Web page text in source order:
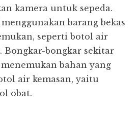
kamera untuk sepeda.
barang bekas
seperti botol air
Bongkar-bongkar sekitar
bahan yang
air kemasan, yaitu
obat.